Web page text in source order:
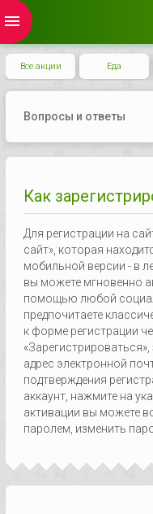
menu
Все акции Еда
Вопросы и ответы
Как
Для регистрации на
сайт», которая
мобильной версии - в
вы можете мгновенно
помощью любой
предпочитаете
к форме регистрации
адрес электронной
подтверждения
аккаунт, нажмите на
активации вы можете
паролем, изменить